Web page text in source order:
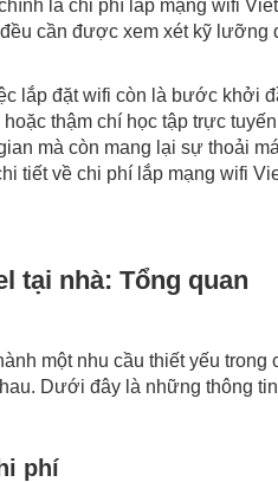
là chi phí lắp mạng wifi
cần được xem xét kỹ lưỡng
lắp đặt wifi còn là bước khởi
thậm chí học tập trực
mà còn mang lại sự thoải
tiết về chi phí lắp mạng wifi
tại nhà: Tổng quan
một nhu cầu thiết yếu
Dưới đây là những thông
phí